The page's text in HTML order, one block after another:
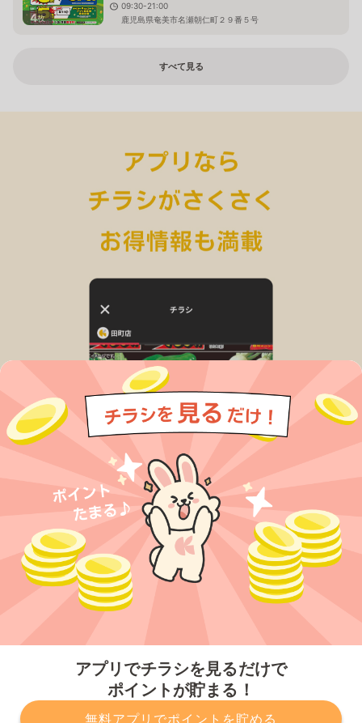
アプリでチラシを見るだけで
ポイントが貯まる！
無料アプリでポイントを貯める
4枚
09:30-21:00
鹿児島県奄美市名瀬朝仁町２９番５号
すべて見る